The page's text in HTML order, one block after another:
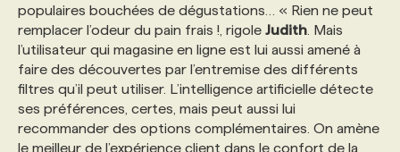
populaires bouchées de dégustations… « Rien ne peut
remplacer l’odeur du pain frais !, rigole Judith . Mais
l’utilisateur qui magasine en ligne est lui aussi amené à
faire des découvertes par l’entremise des différents
filtres qu’il peut utiliser. L’intelligence artificielle détecte
ses préférences, certes, mais peut aussi lui
recommander des options complémentaires. On amène
le meilleur de l’expérience client dans le confort de la